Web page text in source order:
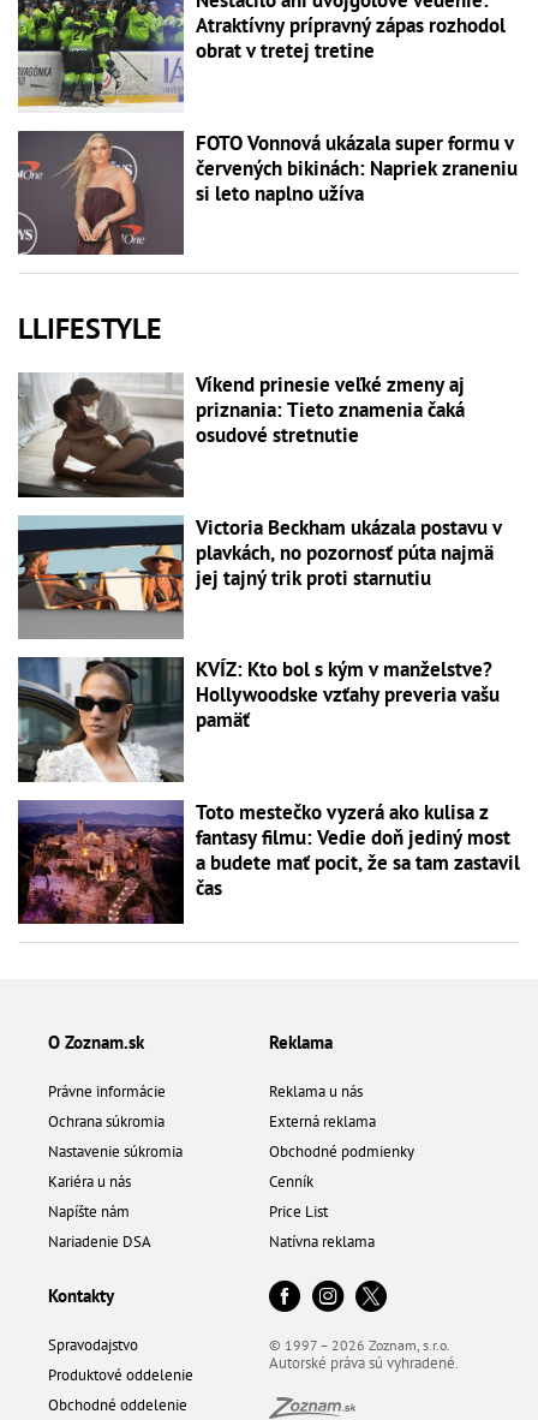
Atraktívny prípravný zápas rozhodol
obrat v tretej tretine
FOTO Vonnová ukázala super formu v
červených bikinách: Napriek zraneniu
si leto naplno užíva
LLIFESTYLE
Víkend prinesie veľké zmeny aj
priznania: Tieto znamenia čaká
osudové stretnutie
Victoria Beckham ukázala postavu v
plavkách, no pozornosť púta najmä
jej tajný trik proti starnutiu
KVÍZ: Kto bol s kým v manželstve?
Hollywoodske vzťahy preveria vašu
pamäť
Toto mestečko vyzerá ako kulisa z
fantasy filmu: Vedie doň jediný most
a budete mať pocit, že sa tam zastavil
čas
O Zoznam.sk
Právne informácie
Ochrana súkromia
Nastavenie súkromia
Kariéra u nás
Napíšte nám
Nariadenie DSA
Reklama
Reklama u nás
Externá reklama
Obchodné podmienky
Cenník
Price List
Natívna reklama
Kontakty
Spravodajstvo
Produktové oddelenie
Obchodné oddelenie
© 1997 – 2026 Zoznam, s.r.o.
Autorské práva sú vyhradené.